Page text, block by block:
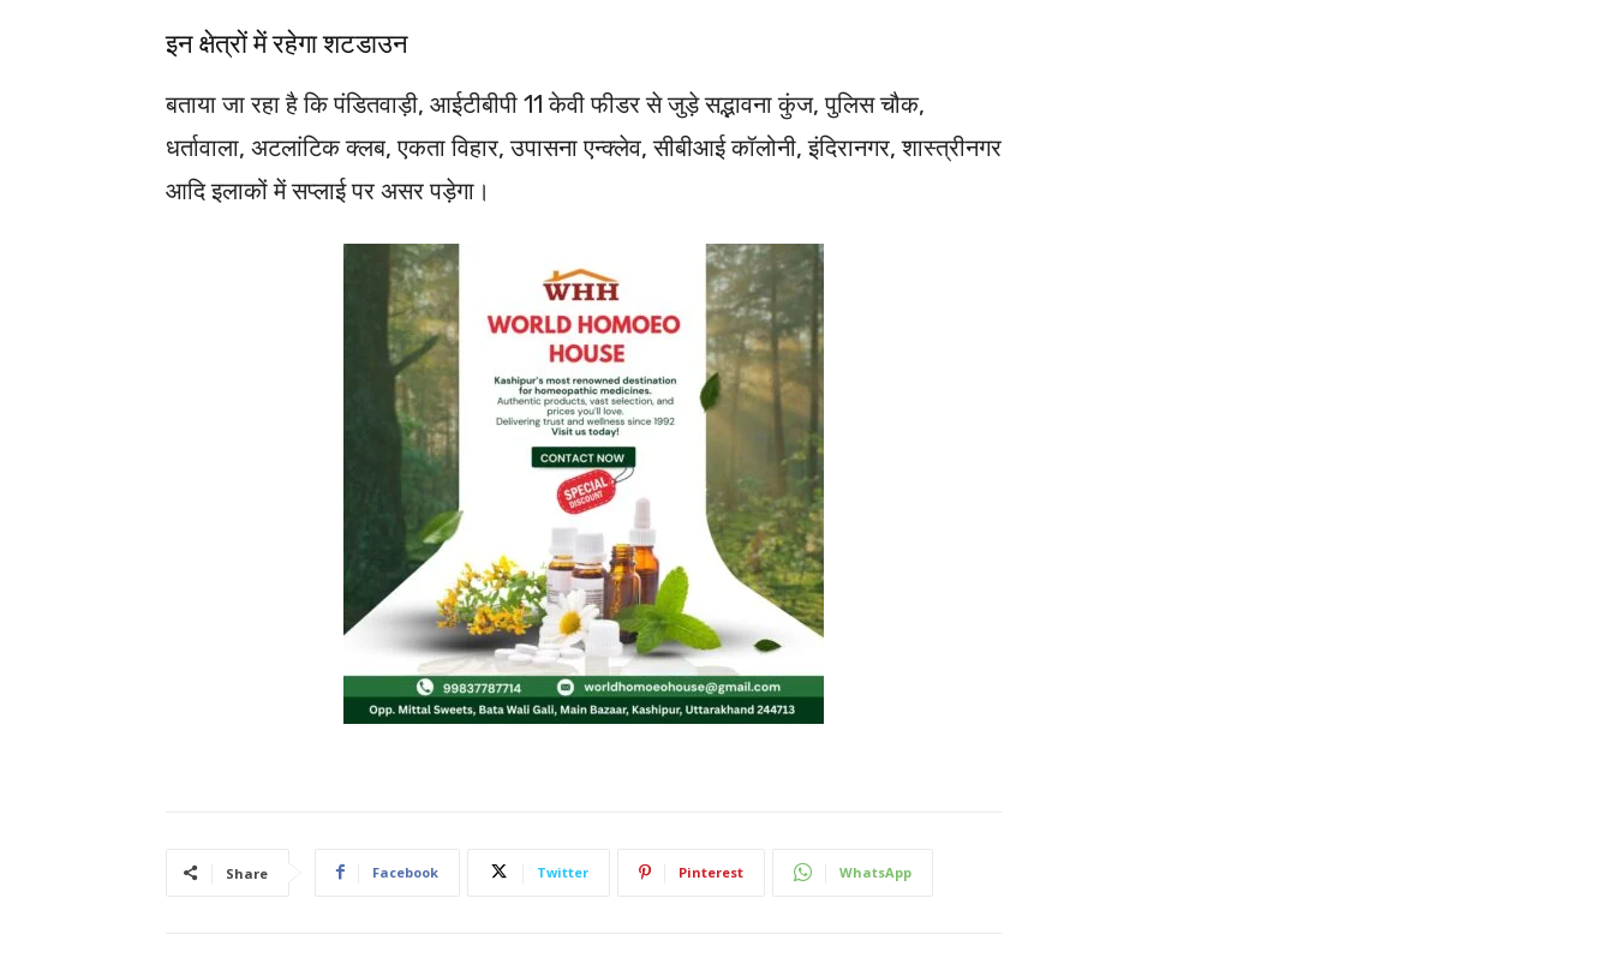
इन क्षेत्रों में रहेगा शटडाउन
बताया जा रहा है कि पंडितवाड़ी, आईटीबीपी 11 केवी फीडर से जुड़े सद्भावना कुंज, पुलिस चौक,
धर्तावाला, अटलांटिक क्लब, एकता विहार, उपासना एन्क्लेव, सीबीआई कॉलोनी, इंदिरानगर, शास्त्रीनगर
आदि इलाकों में सप्लाई पर असर पड़ेगा।
Share Facebook Twitter Pinterest WhatsApp